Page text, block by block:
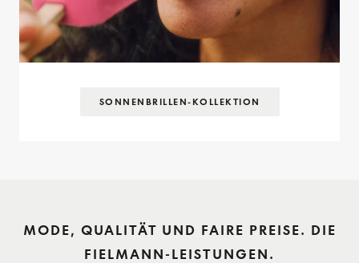
SONNENBRILLEN-KOLLEKTION
MODE, QUALITÄT UND FAIRE PREISE. DIE
FIELMANN-LEISTUNGEN.